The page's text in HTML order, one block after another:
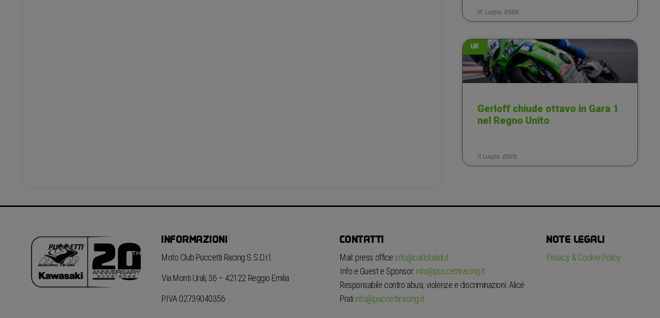
12 Luglio 2026
UK
Gerloff chiude ottavo in Gara 1
nel Regno Unito
11 Luglio 2026
INFORMAZIONI
Moto Club Puccetti Racing S.S.D.r.l.
Via Monti Urali, 36 – 42122 Reggio Emilia
P.IVA 02739040356
CONTATTI
Mail: press office info@carlobaldi.it
Info e Guest e Sponsor: info@puccettiracing.it
Responsabile contro abusi, violenze e discriminazioni: Alice
Prati info@puccettiracing.it
NOTE LEGALI
Privacy & Cookie Policy